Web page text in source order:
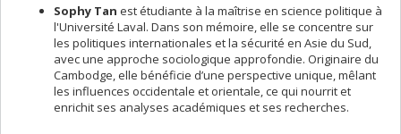
Sophy Tan est étudiante à la maîtrise en science politique à
l'Université Laval. Dans son mémoire, elle se concentre sur
les politiques internationales et la sécurité en Asie du Sud,
avec une approche sociologique approfondie. Originaire du
Cambodge, elle bénéficie d’une perspective unique, mêlant
les influences occidentale et orientale, ce qui nourrit et
enrichit ses analyses académiques et ses recherches.